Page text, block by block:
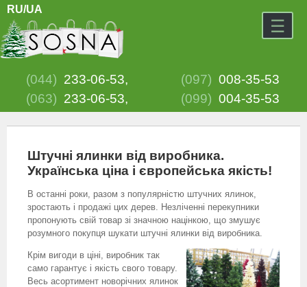
×
☰
RU/UA
(044) 233-06-53, (097) 008-35-53
(063) 233-06-53, (099) 004-35-53
Штучні ялинки від виробника.
Українська ціна і європейська якість!
В останні роки, разом з популярністю штучних ялинок,
зростають і продажі цих дерев. Незліченні перекупники
пропонують свій товар зі значною націнкою, що змушує
розумного покупця шукати штучні ялинки від виробника.
Крім вигоди в ціні, виробник так
само гарантує і якість свого товару.
Весь асортимент новорічних ялинок